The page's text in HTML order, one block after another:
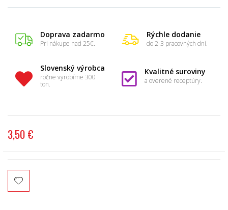
Doprava zadarmo
Pri nákupe nad 25€.
Rýchle dodanie
do 2-3 pracovných dní.
Slovenský výrobca
ročne vyrobíme 300
ton.
Kvalitné suroviny
a overené receptúry.
3,50 €